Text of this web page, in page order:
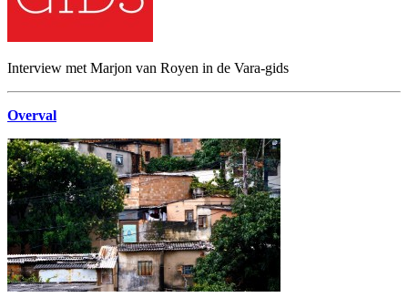
Interview met Marjon van Royen in de Vara-gids
Overval